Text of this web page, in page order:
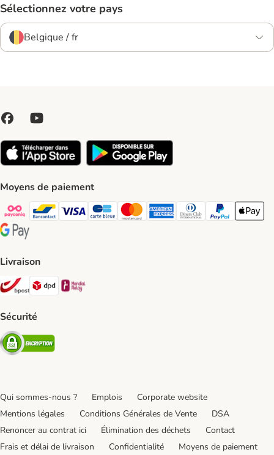
Sélectionnez votre pays
Belgique / fr
Moyens de paiement
Payconiq Payment Method
bancontact Payment Method
Visa Payment Method
carte bleue Payment Method
Master card Payment Method
American express Payment
Diners club Payment
Paypal Payment
Apple
Google Pay Payment Method
Livraison
Bpost Shipping Method
DPD Shipping Method
Sécurité
Security
Qui sommes-nous ? Emplois
Corporate website
Mentions légales
Conditions Générales de Vente
DSA
Renoncer au contrat ici
Élimination des déchets
Contact
Frais et délai de livraison
Confidentialité Moyens de paiement